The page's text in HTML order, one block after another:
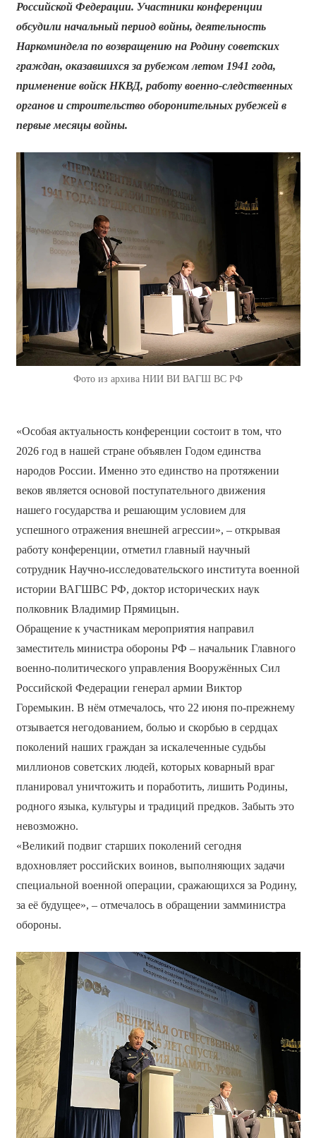
Российской Федерации. Участники конференции
обсудили начальный период войны, деятельность
Наркоминдела по возвращению на Родину советских
граждан, оказавшихся за рубежом летом 1941 года,
применение войск НКВД, работу военно-следственных
органов и строительство оборонительных рубежей в
первые месяцы войны.
Фото из архива НИИ ВИ ВАГШ ВС РФ
«Особая актуальность конференции состоит в том, что
2026 год в нашей стране объявлен Годом единства
народов России. Именно это единство на протяжении
веков является основой поступательного движения
нашего государства и решающим условием для
успешного отражения внешней агрессии», – открывая
работу конференции, отметил главный научный
сотрудник Научно-исследовательского института военной
истории ВАГШВС РФ, доктор исторических наук
полковник Владимир Прямицын.
Обращение к участникам мероприятия направил
заместитель министра обороны РФ – начальник Главного
военно-политического управления Вооружённых Сил
Российской Федерации генерал армии Виктор
Горемыкин. В нём отмечалось, что 22 июня по-прежнему
отзывается негодованием, болью и скорбью в сердцах
поколений наших граждан за искалеченные судьбы
миллионов советских людей, которых коварный враг
планировал уничтожить и поработить, лишить Родины,
родного языка, культуры и традиций предков. Забыть это
невозможно.
«Великий подвиг старших поколений сегодня
вдохновляет российских воинов, выполняющих задачи
специальной военной операции, сражающихся за Родину,
за её будущее», – отмечалось в обращении замминистра
обороны.